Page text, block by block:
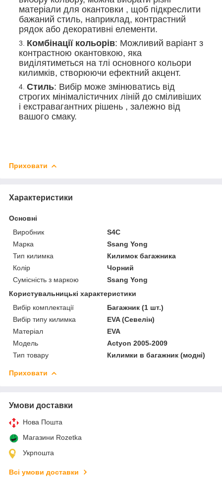
матеріали для окантовки , щоб підкреслити
бажаний стиль, наприклад, контрастний
рядок або декоративні елементи.
Комбінації кольорів: Можливий варіант з
контрастною окантовкою, яка
виділятиметься на тлі основного кольори
килимків, створюючи ефектний акцент.
Стиль: Вибір може змінюватись від
строгих мінімалістичних ліній до сміливіших
і екстравагантних рішень , залежно від
вашого смаку.
Приховати
Характеристики
Основні
Виробник
S4C
Марка
Ssang Yong
Тип килимка
Килимок багажника
Колір
Чорний
Сумісність з маркою
Ssang Yong
Користувальницькі характеристики
Вибір комплектації
Багажник (1 шт.)
Вибір типу килимка
EVA (Севелін)
Матеріал
EVA
Мoдель
Actyon 2005-2009
Тип товару
Килимки в багажник (модні)
Приховати
Умови доставки
Нова Пошта
Магазини Rozetka
Укрпошта
Всі умови доставки